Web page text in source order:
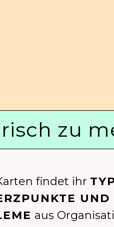
zu
findet ihr
UND
aus